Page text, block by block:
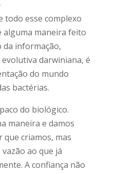
todo esse complexo
alguma maneira feito
da informação,
darwiniana, é
do mundo
bactérias.
do biológico.
maneira e damos
que criamos, mas
ao que já
A confiança não